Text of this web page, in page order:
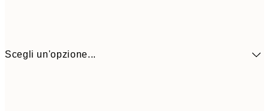
Scegli un'opzione...